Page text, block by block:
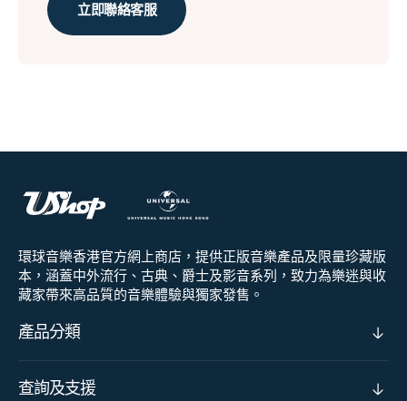
立即聯絡客服
環球音樂香港官方網上商店，提供正版音樂產品及限量珍藏版
本，涵蓋中外流行、古典、爵士及影音系列，致力為樂迷與收
藏家帶來高品質的音樂體驗與獨家發售。
產品分類
查詢及支援